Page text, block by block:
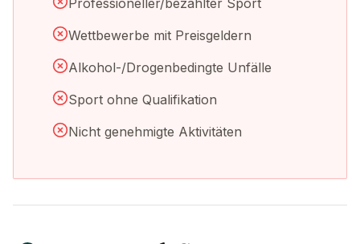
Professioneller/bezahlter Sport
Wettbewerbe mit Preisgeldern
Alkohol-/Drogenbedingte Unfälle
Sport ohne Qualifikation
Nicht genehmigte Aktivitäten